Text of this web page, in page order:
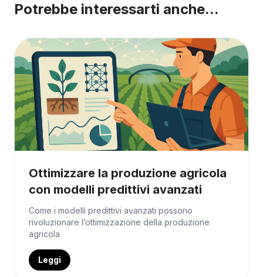
Potrebbe interessarti anche...
Ottimizzare la produzione agricola
con modelli predittivi avanzati
Come i modelli predittivi avanzati possono
rivoluzionare l’ottimizzazione della produzione
agricola
Leggi